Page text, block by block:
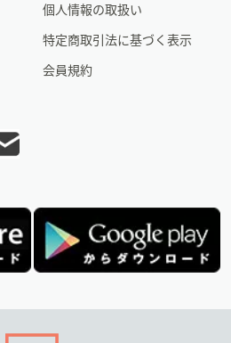
個人情報の取扱い
特定商取引法に基づく表示
会員規約